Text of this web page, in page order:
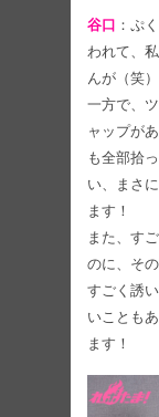
谷口 ：ぷ
われて、
んが（笑
一方で、
ャップが
も全部拾
い、まさ
ます！
また、す
のに、そ
すごく誘
いことも
ます！